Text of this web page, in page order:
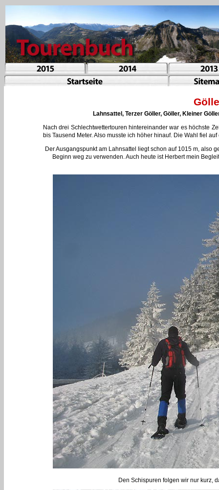
Lahnsattel, Terzer Göller, Göller, Kleiner
Nach drei Schlechtwettertouren hintereinander war es höchste
bis Tausend Meter. Also musste ich höher hinauf. Die Wahl fiel auf
Der Ausgangspunkt am Lahnsattel liegt schon auf 1015 m, also
Beginn weg zu verwenden. Auch heute ist Herbert mein
Den Schispuren folgen wir nur kurz,